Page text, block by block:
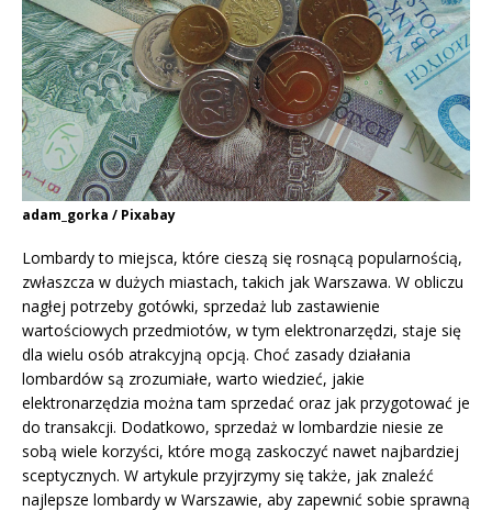
adam_gorka / Pixabay
Lombardy to miejsca, które cieszą się rosnącą popularnością,
zwłaszcza w dużych miastach, takich jak Warszawa. W obliczu
nagłej potrzeby gotówki, sprzedaż lub zastawienie
wartościowych przedmiotów, w tym elektronarzędzi, staje się
dla wielu osób atrakcyjną opcją. Choć zasady działania
lombardów są zrozumiałe, warto wiedzieć, jakie
elektronarzędzia można tam sprzedać oraz jak przygotować je
do transakcji. Dodatkowo, sprzedaż w lombardzie niesie ze
sobą wiele korzyści, które mogą zaskoczyć nawet najbardziej
sceptycznych. W artykule przyjrzymy się także, jak znaleźć
najlepsze lombardy w Warszawie, aby zapewnić sobie sprawną